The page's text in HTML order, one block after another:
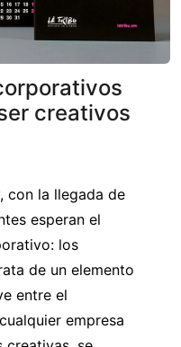
creativos
con la llegada de
esperan el
los
de un elemento
entre el
empresa